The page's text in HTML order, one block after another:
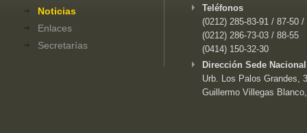
Noticias
Enlaces
Secretarías
Teléfonos
(0212) 285-83-91 / 87-50 /
(0212) 286-73-03 / 88-55
(0414) 150-32-30
Dirección Sede
Urb. Los Palos Grandes,
Guillermo Villegas